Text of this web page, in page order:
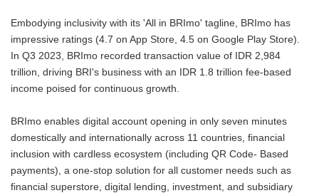
Embodying inclusivity with its 'All in BRImo' tagline, BRImo has
impressive ratings (4.7 on App Store, 4.5 on Google Play Store).
In Q3 2023, BRImo recorded transaction value of IDR 2,984
trillion, driving BRI's business with an IDR 1.8 trillion fee-based
income poised for continuous growth.
BRImo enables digital account opening in only seven minutes
domestically and internationally across 11 countries, financial
inclusion with cardless ecosystem (including QR Code- Based
payments), a one-stop solution for all customer needs such as
financial superstore, digital lending, investment, and subsidiary